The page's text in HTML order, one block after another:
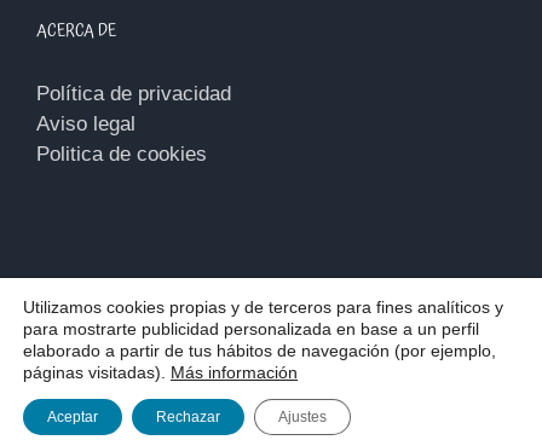
ACERCA DE
Política de privacidad
Aviso legal
Politica de cookies
Copyright 2018 - 2026 | Todos los derechos reservados | Diseño
webpor Mimedu
FacebookInstagram
X
Utilizamos cookies propias y de terceros para fines analíticos y
para mostrarte publicidad personalizada en base a un perfil
elaborado a partir de tus hábitos de navegación (por ejemplo,
páginas visitadas). Más información
Aceptar Rechazar Ajustes